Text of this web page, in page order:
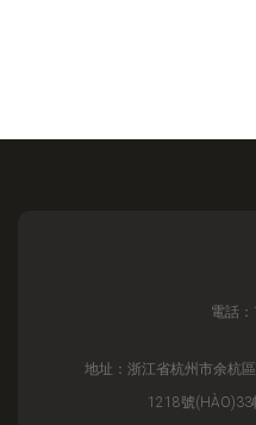
電話
地址：浙江省杭州市余杭
1218號(HÀO)33